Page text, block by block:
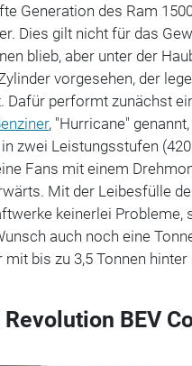
Generation des Ram
Dies gilt nicht für das
blieb, aber unter der
vorgesehen, der
Dafür performt zunächst
, "Hurricane"
zwei Leistungsstufen
Fans mit einem
Mit der Leibesfülle
keinerlei Probleme,
auch noch eine
bis zu 3,5 Tonnen hinter
BEV